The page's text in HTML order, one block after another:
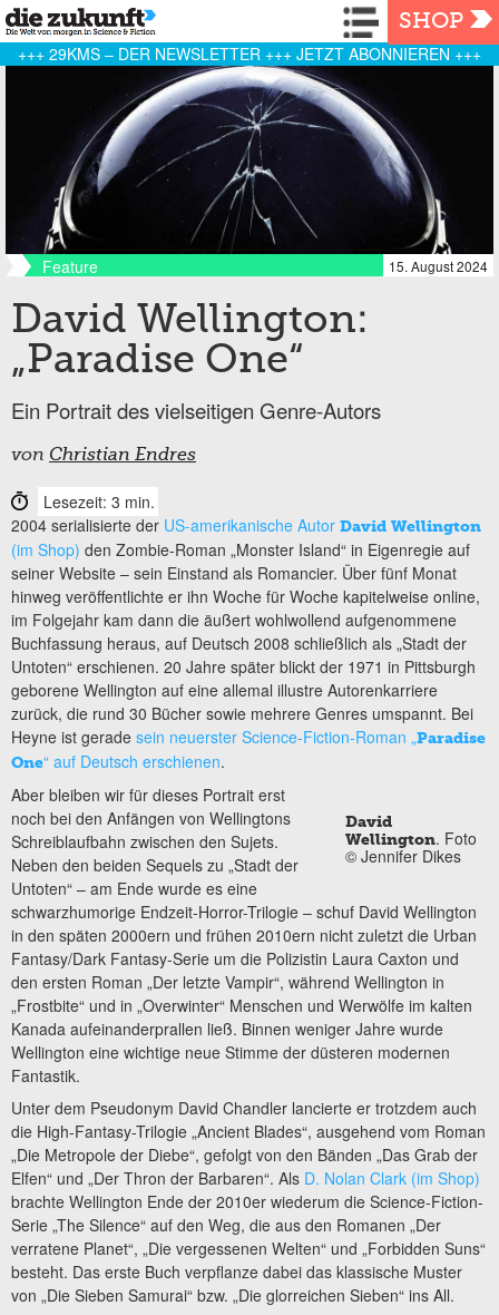
Navigation
SHOP
+++ 29KMS – DER NEWSLETTER +++ JETZT ABONNIEREN +++
Feature 15. August 2024
David Wellington:
„Paradise One“
Ein Portrait des vielseitigen Genre-Autors
von Christian Endres
Lesezeit: 3 min.
2004 serialisierte der US-amerikanische Autor David Wellington
(im Shop) den Zombie-Roman „Monster Island“ in Eigenregie auf
seiner Website – sein Einstand als Romancier. Über fünf Monat
hinweg veröffentlichte er ihn Woche für Woche kapitelweise online,
im Folgejahr kam dann die äußert wohlwollend aufgenommene
Buchfassung heraus, auf Deutsch 2008 schließlich als „Stadt der
Untoten“ erschienen. 20 Jahre später blickt der 1971 in Pittsburgh
geborene Wellington auf eine allemal illustre Autorenkarriere
zurück, die rund 30 Bücher sowie mehrere Genres umspannt. Bei
Heyne ist gerade sein neuerster Science-Fiction-Roman „Paradise
One“ auf Deutsch erschienen.
David
Wellington. Foto
© Jennifer Dikes
Aber bleiben wir für dieses Portrait erst
noch bei den Anfängen von Wellingtons
Schreiblaufbahn zwischen den Sujets.
Neben den beiden Sequels zu „Stadt der
Untoten“ – am Ende wurde es eine
schwarzhumorige Endzeit-Horror-Trilogie – schuf David Wellington
in den späten 2000ern und frühen 2010ern nicht zuletzt die Urban
Fantasy/Dark Fantasy-Serie um die Polizistin Laura Caxton und
den ersten Roman „Der letzte Vampir“, während Wellington in
„Frostbite“ und in „Overwinter“ Menschen und Werwölfe im kalten
Kanada aufeinanderprallen ließ. Binnen weniger Jahre wurde
Wellington eine wichtige neue Stimme der düsteren modernen
Fantastik.
Unter dem Pseudonym David Chandler lancierte er trotzdem auch
die High-Fantasy-Trilogie „Ancient Blades“, ausgehend vom Roman
„Die Metropole der Diebe“, gefolgt von den Bänden „Das Grab der
Elfen“ und „Der Thron der Barbaren“. Als D. Nolan Clark (im Shop)
brachte Wellington Ende der 2010er wiederum die Science-Fiction-
Serie „The Silence“ auf den Weg, die aus den Romanen „Der
verratene Planet“, „Die vergessenen Welten“ und „Forbidden Suns“
besteht. Das erste Buch verpflanze dabei das klassische Muster
von „Die Sieben Samurai“ bzw. „Die glorreichen Sieben“ ins All.